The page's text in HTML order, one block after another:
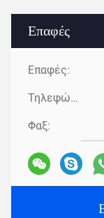
Επαφές
Επαφές:
Τηλεφώνημα:
Φαξ: